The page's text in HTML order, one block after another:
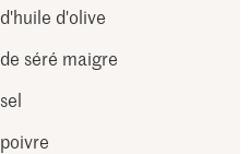
d'huile d'olive
de séré maigre
sel
poivre